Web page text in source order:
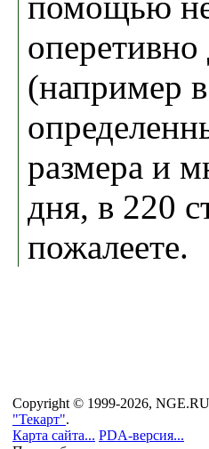
(например
размера и
дня, в 220
пожалеете.
Copyright © 1999-2026,
"Текарт".
Карта сайта... PDA-версия...